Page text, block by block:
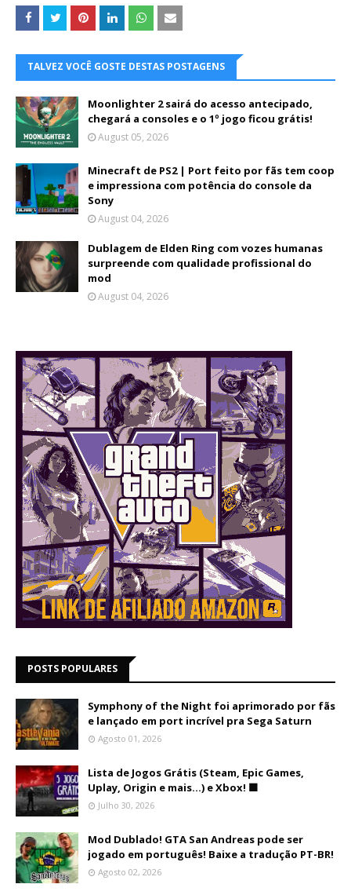
TALVEZ VOCÊ GOSTE DESTAS POSTAGENS
Moonlighter 2 sairá do acesso antecipado,
chegará a consoles e o 1º jogo ficou grátis!
August 05, 2026
Minecraft de PS2 | Port feito por fãs tem coop
e impressiona com potência do console da
Sony
August 04, 2026
Dublagem de Elden Ring com vozes humanas
surpreende com qualidade profissional do
mod
August 04, 2026
POSTS POPULARES
Symphony of the Night foi aprimorado por fãs
e lançado em port incrível pra Sega Saturn
Agosto 01, 2026
Lista de Jogos Grátis (Steam, Epic Games,
Uplay, Origin e mais...) e Xbox! 🟩
Julho 30, 2026
Mod Dublado! GTA San Andreas pode ser
jogado em português! Baixe a tradução PT-BR!
Agosto 02, 2026